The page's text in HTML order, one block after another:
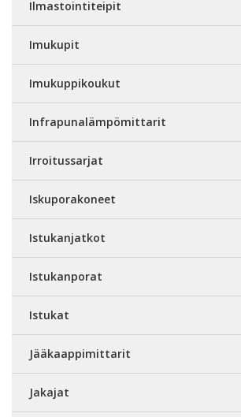
Ilmastointiteipit
Imukupit
Imukuppikoukut
Infrapunalämpömittarit
Irroitussarjat
Iskuporakoneet
Istukanjatkot
Istukanporat
Istukat
Jääkaappimittarit
Jakajat